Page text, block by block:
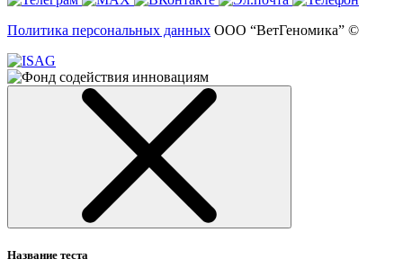
Политика персональных данных ООО “ВетГеномика” ©
Название теста